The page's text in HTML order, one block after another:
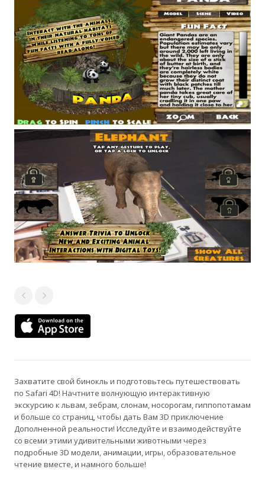
Захватите свой бинокль и подготовьтесь путешествовать
по Safari 4D! Начтните волнующую интерактивную
экскурсию к львам, зебрам, слонам, носорогам, гиппопотамам
и больше со страниц, чтобы дать Вам 3D приключение
Дополненной реальности! Исследуйте и взаимодействуйте
со всеми этими удивительными животными через
подробные 3D модели, анимации, игры, образовательное
чтение вместе, и намного больше!